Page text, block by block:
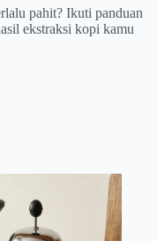
pahit? Ikuti panduan
ekstraksi kopi kamu